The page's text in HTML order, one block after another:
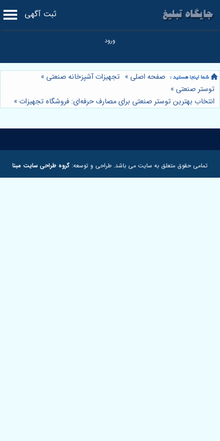
ثبت آگهی
صفحه اصلی » تجهیزات آشپزخانه صنعتی »
توستر صنعتی »
انتخاب بهترین توستر صنعتی برای مصارف حرفه‌ای: فروشگاه تجهیزات »
تمامی حقوق متعلق به سایت می باشد. طراحی و توسعه: گروه طراحی سایت مبنا